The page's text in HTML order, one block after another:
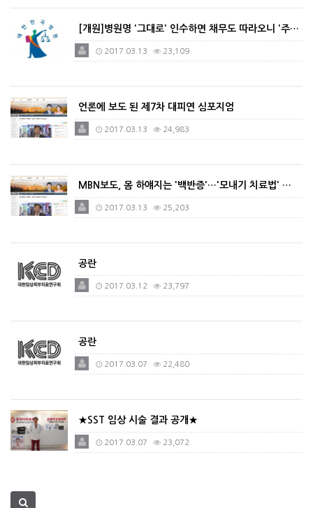
[개원]병원명 '그대로' 인수하면 채무도 따라오니 '주…
2017.03.13 23,109
언론에 보도 된 제7차 대피연 심포지엄
2017.03.13 24,983
MBN보도, 몸 하얘지는 '백반증'…'모내기 치료법' …
2017.03.13 25,203
공란
2017.03.12 23,797
공란
2017.03.07 22,480
★SST 임상 시술 결과 공개★
2017.03.07 23,072